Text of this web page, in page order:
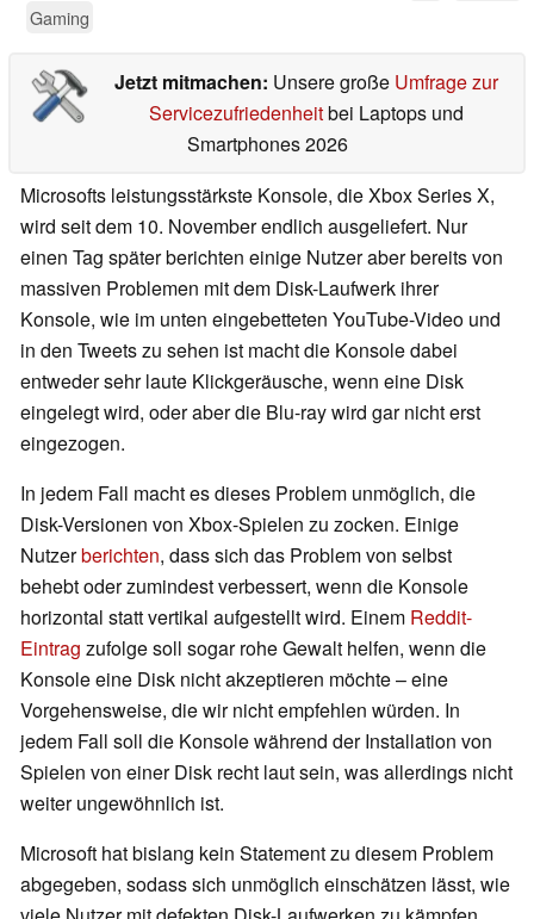
Gaming
Jetzt mitmachen: Unsere große Umfrage zur
Servicezufriedenheitbei Laptops und
Smartphones 2026
Microsofts leistungsstärkste Konsole, die Xbox Series X,
wird seit dem 10. November endlich ausgeliefert. Nur
einen Tag später berichten einige Nutzer aber bereits von
massiven Problemen mit dem Disk-Laufwerk ihrer
Konsole, wie im unten eingebetteten YouTube-Video und
in den Tweets zu sehen ist macht die Konsole dabei
entweder sehr laute Klickgeräusche, wenn eine Disk
eingelegt wird, oder aber die Blu-ray wird gar nicht erst
eingezogen.
In jedem Fall macht es dieses Problem unmöglich, die
Disk-Versionen von Xbox-Spielen zu zocken. Einige
Nutzerberichten, dass sich das Problem von selbst
behebt oder zumindest verbessert, wenn die Konsole
horizontal statt vertikal aufgestellt wird. Einem Reddit-
Eintrag zufolge soll sogar rohe Gewalt helfen, wenn die
Konsole eine Disk nicht akzeptieren möchte – eine
Vorgehensweise, die wir nicht empfehlen würden. In
jedem Fall soll die Konsole während der Installation von
Spielen von einer Disk recht laut sein, was allerdings nicht
weiter ungewöhnlich ist.
Microsoft hat bislang kein Statement zu diesem Problem
abgegeben, sodass sich unmöglich einschätzen lässt, wie